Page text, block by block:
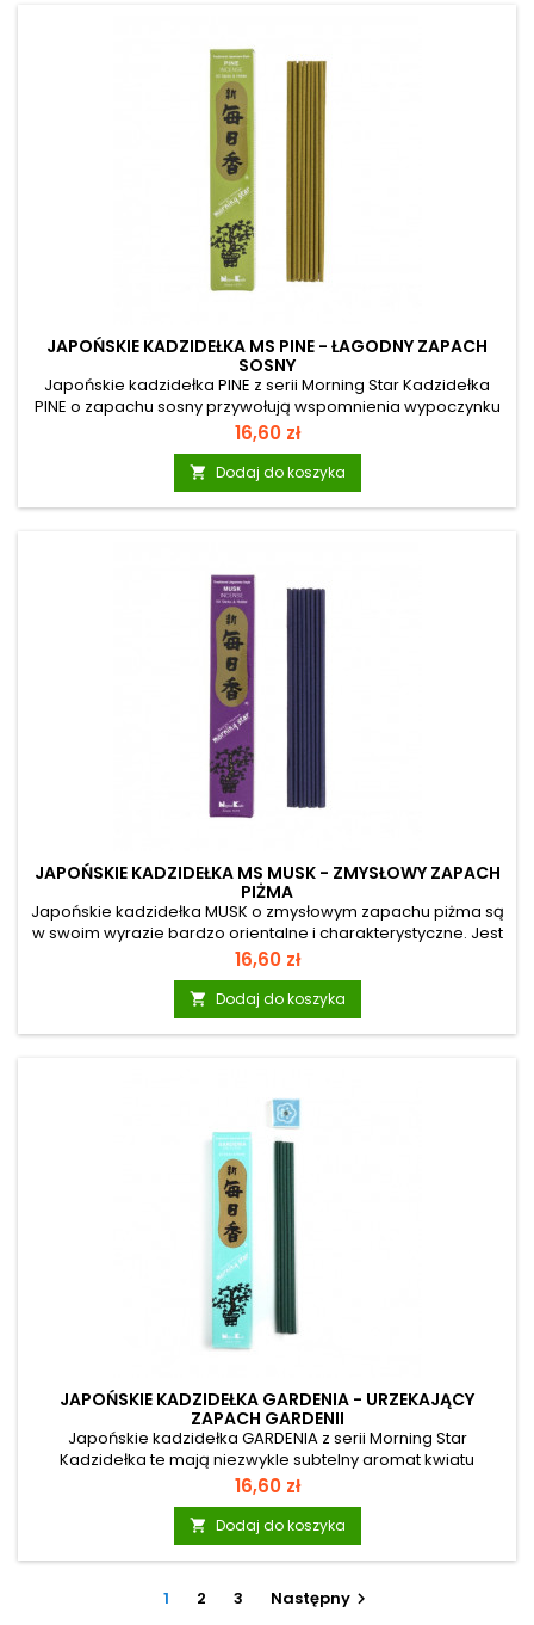
JAPOŃSKIE KADZIDEŁKA MS PINE - ŁAGODNY ZAPACH
SOSNY
Japońskie kadzidełka PINE z serii Morning Star Kadzidełka
PINE o zapachu sosny przywołują wspomnienia wypoczynku
w iglastym lesie. Mają naturalny zapach sosnowy o
uspokajającym działaniu. Dobrze oddziałuje na
samopoczucie i na drogi oddechowe, odświeża powietrze w
pomieszczeniu. Morning Star: To seria japońskich kadzidełek
osiemnastu szlachetnych zapachów najwyższej jakości.
Cena
16,60 zł
 Dodaj do koszyka
JAPOŃSKIE KADZIDEŁKA MS MUSK - ZMYSŁOWY ZAPACH
PIŻMA
Japońskie kadzidełka MUSK o zmysłowym zapachu piżma są
w swoim wyrazie bardzo orientalne i charakterystyczne. Jest
to wysokiej jakości wciągający zapach, idealny dla osób
zafascynowanych orientem, tańczących belly dance i
amatorów Bollywood. Przywołuje obraz Indii, pełen kolorów,
bogactwa smaków i zapachów. Morning Star: To seria
japońskich kadzidełek osiemnastu szlachetnych zapachów
Cena
16,60 zł
 Dodaj do koszyka
JAPOŃSKIE KADZIDEŁKA GARDENIA - URZEKAJĄCY
ZAPACH GARDENII
Japońskie kadzidełka GARDENIA z serii Morning Star
Kadzidełka te mają niezwykle subtelny aromat kwiatu
gardenii, który pomaga powrócić do stanu wewnętrznej
harmonii oraz dobrego samopoczucia. Sprzyja radości i
wspomaga proces regeneracji organizmu. Morning Star: To
seria japońskich kadzidełek osiemnastu szlachetnych
zapachów najwyższej jakości. Różnorodne zapachy mogą
znaleźć wiele zastosowań: w domu, na wakacjach, w sklepie,
w gabinecie kosmetycznym, czy do praktyki...
Cena
16,60 zł
 Dodaj do koszyka
1 2 3 Następny